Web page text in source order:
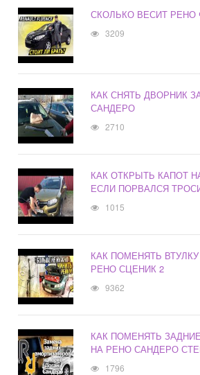
СКОЛЬКО ВЕСИТ РЕНО
3209
КАК СНЯТЬ ДВОРНИК
САНДЕРО
2710
КАК ОТКРЫТЬ КАПОТ
ЕСЛИ ПОРВАЛСЯ
1015
КАК ПОМЕНЯТЬ
РЕНО СЦЕНИК 2
9362
КАК ПОМЕНЯТЬ
НА РЕНО САНДЕРО
1796